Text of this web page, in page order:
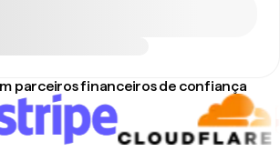
parceiros financeiros de confiança